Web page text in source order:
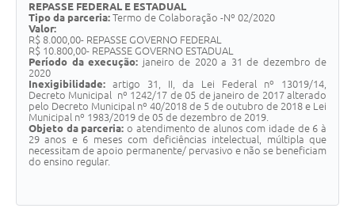
REPASSE FEDERAL E ESTADUAL
Tipo da parceria: Termo de Colaboração -Nº 02/2020
Valor:
R$ 8.000,00- REPASSE GOVERNO FEDERAL
R$ 10.800,00- REPASSE GOVERNO ESTADUAL
Período da execução: janeiro de 2020 a 31 de dezembro de
2020
Inexigibilidade: artigo 31, II, da Lei Federal nº 13019/14,
Decreto Municipal nº 1242/17 de 05 de janeiro de 2017 alterado
pelo Decreto Municipal nº 40/2018 de 5 de outubro de 2018 e Lei
Municipal nº 1983/2019 de 05 de dezembro de 2019.
Objeto da parceria: o atendimento de alunos com idade de 6 à
29 anos e 6 meses com deficiências intelectual, múltipla que
necessitam de apoio permanente/ pervasivo e não se beneficiam
do ensino regular.